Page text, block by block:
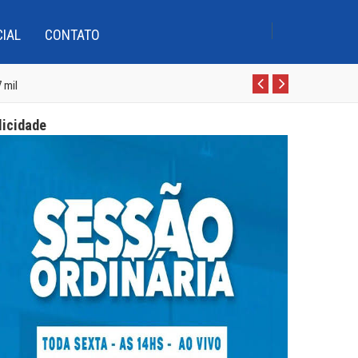
CONTATO
do ensino
com cursistas do Pro-LEEI
mil
Conceição e Assunção
qualidade do ensino
v xt